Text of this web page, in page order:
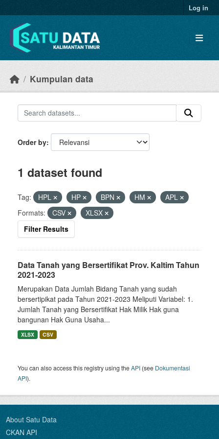
Log in
Kumpulan data
Order by
1 dataset found
Tag: HPL HP BPN HM
APL
Formats:
CSV
XLSX
Filter Results
Data Tanah yang Bersertifikat Prov. Kaltim Tahun
2021-2023
Merupakan Data Jumlah Bidang Tanah yang sudah
bersertipikat pada Tahun 2021-2023 Meliputi Variabel: 1.
Jumlah Tanah yang Bersertifikat Hak Milik Hak guna
bangunan Hak Guna Usaha...
XLSX CSV
You can also access this registry using theAPI (see Dokumentasi
API).
About Satu Data
CKAN API